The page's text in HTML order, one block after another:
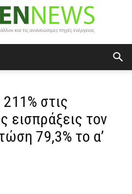
News στις
εισπράξεις τον
79,3% το α’